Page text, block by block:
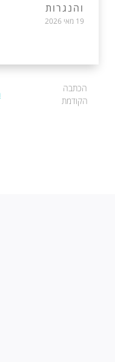
והנגרות
19 מאי 2026
הכתבה
הקודמת